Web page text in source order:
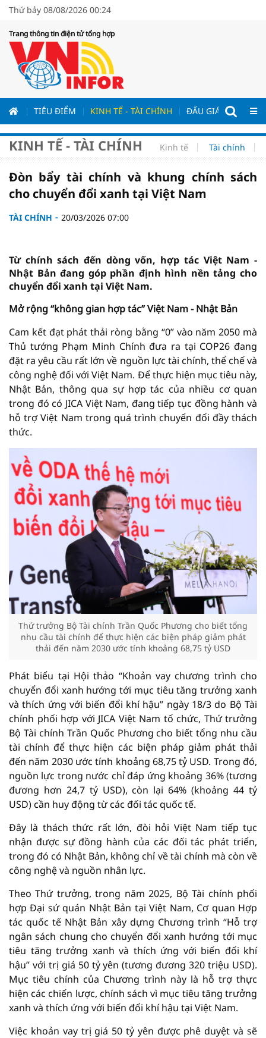
Thứ bảy 08/08/2026 00:24
Trang thông tin điện tử tổng hợp
TIÊU ĐIỂM KINH TẾ - TÀI CHÍNH ĐẤU GIÁ - ĐẤU
KINH TẾ - TÀI CHÍNH Kinh tế Tài chính
Đòn bẩy tài chính và khung chính sách
cho chuyển đổi xanh tại Việt Nam
TÀI CHÍNH 20/03/2026 07:00
Từ chính sách đến dòng vốn, hợp tác Việt Nam -
Nhật Bản đang góp phần định hình nền tảng cho
chuyển đổi xanh tại Việt Nam.
Mở rộng “không gian hợp tác” Việt Nam -Nhật Bản
Cam kết đạt phát thải ròng bằng “0” vào năm 2050 mà
Thủ tướng Phạm Minh Chính đưa ra tại COP26 đang
đặt ra yêu cầu rất lớn về nguồn lực tài chính, thể chế và
công nghệ đối với Việt Nam. Để thực hiện mục tiêu này,
Nhật Bản, thông qua sự hợp tác của nhiều cơ quan
trong đó có JICA Việt Nam, đang tiếp tục đồng hành và
hỗ trợ Việt Nam trong quá trình chuyển đổi đầy thách
thức.
Thứ trưởng Bộ Tài chính Trần Quốc Phương cho biết tổng
nhu cầu tài chính để thực hiện các biện pháp giảm phát
thải đến năm 2030 ước tính khoảng 68,75 tỷ USD
Phát biểu tại Hội thảo “Khoản vay chương trình cho
chuyển đổi xanh hướng tới mục tiêu tăng trưởng xanh
và thích ứng với biến đổi khí hậu” ngày 18/3 do Bộ Tài
chính phối hợp với JICA Việt Nam tổ chức, Thứ trưởng
Bộ Tài chính Trần Quốc Phương cho biết tổng nhu cầu
tài chính để thực hiện các biện pháp giảm phát thải
đến năm 2030 ước tính khoảng 68,75 tỷ USD. Trong đó,
nguồn lực trong nước chỉ đáp ứng khoảng 36% (tương
đương hơn 24,7 tỷ USD), còn lại 64% (khoảng 44 tỷ
USD) cần huy động từ các đối tác quốc tế.
Đây là thách thức rất lớn, đòi hỏi Việt Nam tiếp tục
nhận được sự đồng hành của các đối tác phát triển,
trong đó có Nhật Bản, không chỉ về tài chính mà còn về
công nghệ và nguồn nhân lực.
Theo Thứ trưởng, trong năm 2025, Bộ Tài chính phối
hợp Đại sứ quán Nhật Bản tại Việt Nam, Cơ quan Hợp
tác quốc tế Nhật Bản xây dựng Chương trình “Hỗ trợ
ngân sách chung cho chuyển đổi xanh hướng tới mục
tiêu tăng trưởng xanh và thích ứng với biến đổi khí
hậu” với trị giá 50 tỷ yên (tương đương 320 triệu USD).
Mục tiêu chính của Chương trình này là hỗ trợ thực
hiện các chiến lược, chính sách vì mục tiêu tăng trưởng
xanh và thích ứng với biến đổi khí hậu tại Việt Nam.
Việc khoản vay trị giá 50 tỷ yên được phê duyệt và sẽ